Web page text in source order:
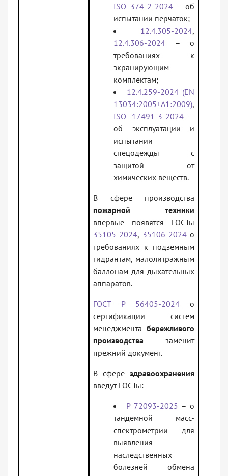
ISO 374-2-2024– об
испытании перчаток;
12.4.305-2024,
12.4.306-2024 – о
требованиях к
экранирующим
комплектам;
12.4.259-2024 (EN
13034:2005+A1:2009),
ISO 17491-3-2024 –
об эксплуатации и
испытании
спецодежды с
защитой от
химических веществ.
В сфере производства
пожарной техники
впервые появятся ГОСТы
35105-2024, 35106-2024о
требованиях к подземным
гидрантам, малолитражным
баллонам для дыхательных
аппаратов.
ГОСТ Р 56405-2024 о
сертификации систем
менеджмента бережливого
производства заменит
прежний документ.
В сфере здравоохранения
введут ГОСТы:
Р 72093-2025 – о
тандемной масс-
спектрометрии для
выявления
наследственных
болезней обмена